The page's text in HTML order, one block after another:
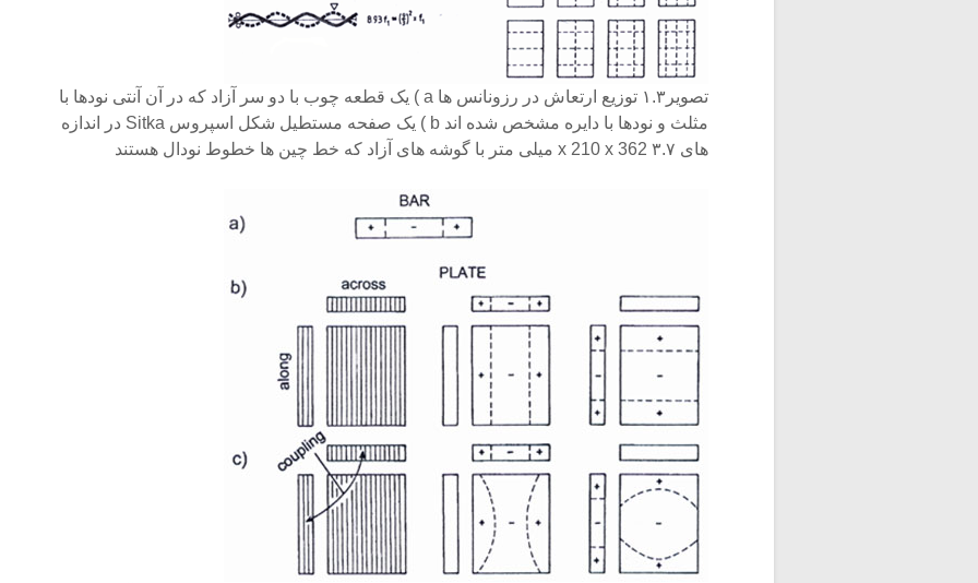
تصویر۱.۳ توزیع ارتعاش در رزونانس ها a ) یک قطعه چوب با دو سر آزاد که در آن آنتی نودها با
مثلث و نودها با دایره مشخص شده اند b ) یک صفحه مستطیل شکل اسپروس Sitka در اندازه
های ۳.۷ x 210 x 362 میلی متر با گوشه های آزاد که خط چین ها خطوط نودال هستند